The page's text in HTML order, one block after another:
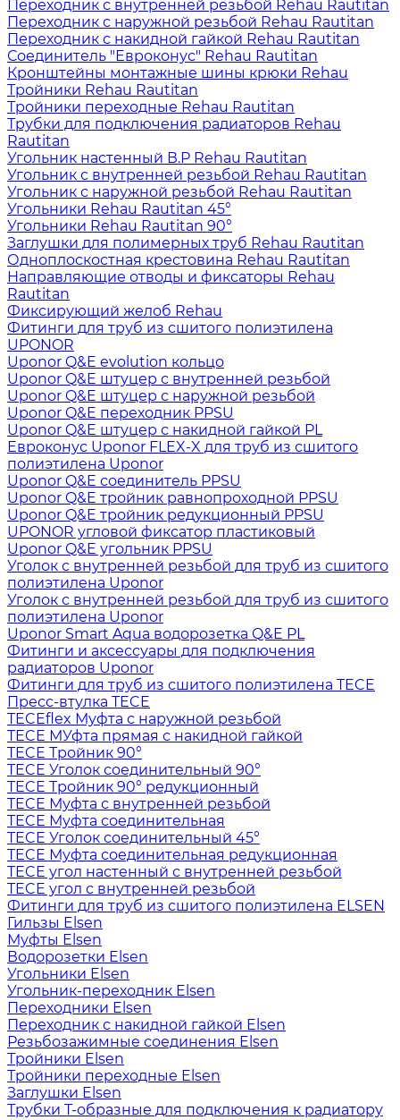
Переходник с внутренней резьбой Rehau Rautitan
Переходник с наружной резьбой Rehau Rautitan
Переходник с накидной гайкой Rehau Rautitan
Соединитель "Евроконус" Rehau Rautitan
Кронштейны монтажные шины крюки Rehau
Тройники Rehau Rautitan
Тройники переходные Rehau Rautitan
Трубки для подключения радиаторов Rehau
Rautitan
Угольник настенный В.Р Rehau Rautitan
Угольник с внутренней резьбой Rehau Rautitan
Угольник с наружной резьбой Rehau Rautitan
Угольники Rehau Rautitan 45°
Угольники Rehau Rautitan 90°
Заглушки для полимерных труб Rehau Rautitan
Одноплоскостная крестовина Rehau Rautitan
Направляющие отводы и фиксаторы Rehau
Rautitan
Фиксирующий желоб Rehau
Фитинги для труб из сшитого полиэтилена
UPONOR
Uponor Q&E evolution кольцо
Uponor Q&E штуцер с внутренней резьбой
Uponor Q&E штуцер с наружной резьбой
Uponor Q&E переходник PPSU
Uponor Q&E штуцер с накидной гайкой PL
Евроконус Uponor FLEX-X для труб из сшитого
полиэтилена Uponor
Uponor Q&E соединитель PPSU
Uponor Q&E тройник равнопроходной PPSU
Uponor Q&E тройник редукционный PPSU
UPONOR угловой фиксатор пластиковый
Uponor Q&E угольник PPSU
Уголок с внутренней резьбой для труб из сшитого
полиэтилена Uponor
Уголок с внутренней резьбой для труб из сшитого
полиэтилена Uponor
Uponor Smart Aqua водорозетка Q&E PL
Фитинги и аксессуары для подключения
радиаторов Uponor
Фитинги для труб из сшитого полиэтилена TECE
Пресс-втулка TECE
TECEflex Муфта с наружной резьбой
TECE МУфта прямая с накидной гайкой
TECE Тройник 90°
TECE Уголок соединительный 90°
TECE Тройник 90° редукционный
TECE Муфта с внутренней резьбой
TECE Муфта соединительная
TECE Уголок соединительный 45°
TECE Муфта соединительная редукционная
TECE угол настенный с внутренней резьбой
TECE угол с внутренней резьбой
Фитинги для труб из сшитого полиэтилена ELSEN
Гильзы Elsen
Муфты Elsen
Водорозетки Elsen
Угольники Elsen
Угольник-переходник Elsen
Переходники Elsen
Переходник с накидной гайкой Elsen
Резьбозажимные соединения Elsen
Тройники Elsen
Тройники переходные Elsen
Заглушки Elsen
Трубки T-образные для подключения к радиатору